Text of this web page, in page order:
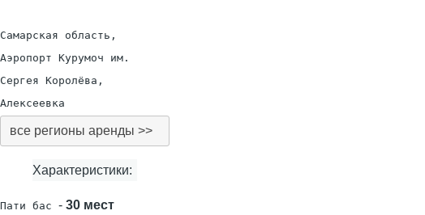
Самарская область,
Аэропорт Курумоч им.
Сергея Королёва,
Алексеевка
все регионы аренды >>
Характеристики:
Пати бас - 30 мест